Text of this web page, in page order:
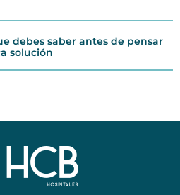
debes saber antes de pensar
solución